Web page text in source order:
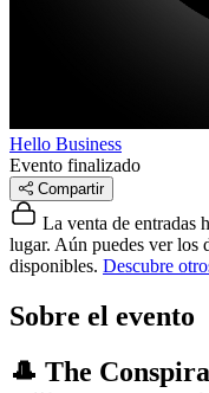
Hello Business
Evento finalizado
Compartir
La venta de entradas
lugar. Aún puedes ver los
disponibles. Descubre
Sobre el evento
🎩 The